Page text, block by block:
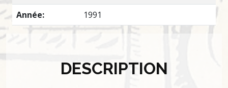
Année:
1991
DESCRIPTION